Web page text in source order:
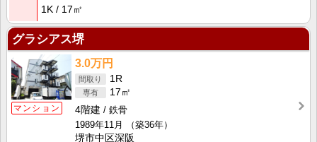
1K
17㎡
グラシアス堺
マンション
3.0万円
1R
17㎡
4階建
鉄骨
1989年11月
（築36年）
堺市中区深阪